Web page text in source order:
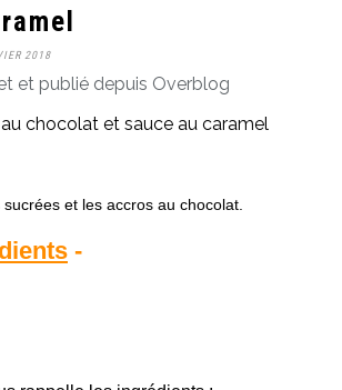
2018
et publié depuis Overblog
et les accros au chocolat.
-